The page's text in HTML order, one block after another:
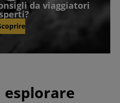
da viaggiatori
esplorare